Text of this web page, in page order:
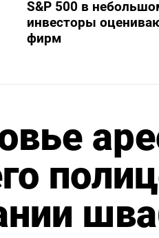
S&P 500 в
инвесторы
фирм